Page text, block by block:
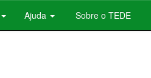
Ajuda Sobre o TEDE